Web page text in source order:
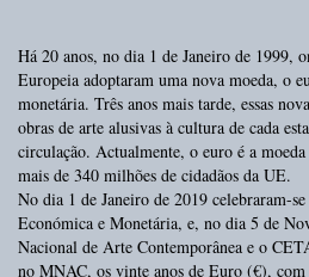
Há 20 anos, no dia 1 de Janeiro de 1999,
Europeia adoptaram uma nova moeda, o
monetária. Três anos mais tarde, essas
obras de arte alusivas à cultura de cada
circulação. Actualmente, o euro é a
mais de 340 milhões de cidadãos da UE.
No dia 1 de Janeiro de 2019 celebraram-
Económica e Monetária, e, no dia 5 de
Nacional de Arte Contemporânea e o
no MNAC, os vinte anos de Euro (€), com